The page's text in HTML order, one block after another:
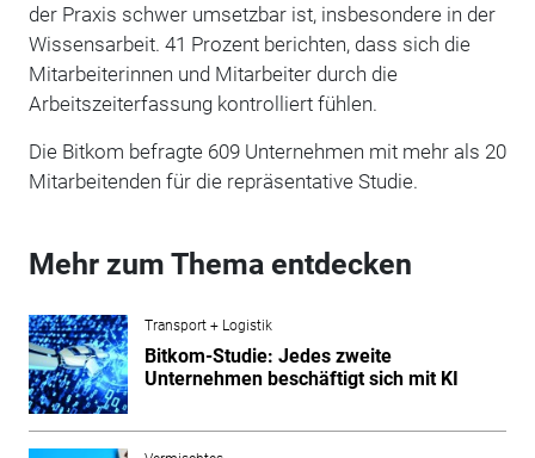
der Praxis schwer umsetzbar ist, insbesondere in der
Wissensarbeit. 41 Prozent berichten, dass sich die
Mitarbeiterinnen und Mitarbeiter durch die
Arbeitszeiterfassung kontrolliert fühlen.
Die Bitkom befragte 609 Unternehmen mit mehr als 20
Mitarbeitenden für die repräsentative Studie.
Mehr zum Thema entdecken
Transport + Logistik
Bitkom-Studie: Jedes zweite
Unternehmen beschäftigt sich mit KI